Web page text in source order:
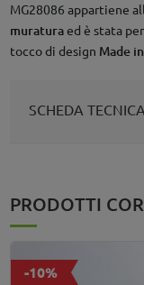
MG28086 appartiene
muraturaed è stata
tocco di design Made
SCHEDA TECNICA
PRODOTTI
-10%